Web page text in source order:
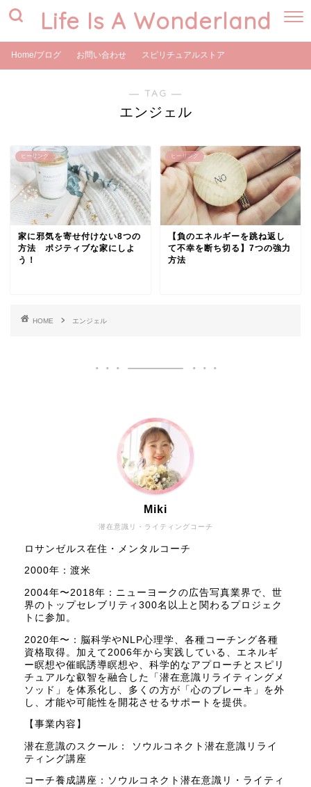
Life Is A Wonderland
Home/ブログ お問い合わせ スピリチュアルストア
― TAG ―
エンジェル
ヒーリング
家に邪気を寄せ付けない8つの
方法 ポジティブな家にしよ
う！
ヒーリング
【負のエネルギーを跳ね返し
て不幸を断ち切る】7つの強力
方法
HOME エンジェル
潜在意識リ・ライティングコーチ
Miki
ロサンゼルス在住・メンタルコーチ
2000年：渡米
2004年〜2018年：ニューヨークの広告写真業界で、世
界のトップセレブリティ300名以上と関わるプロジェク
トに参加。
2020年〜：脳科学やNLP心理学、各種コーチング各種
資格取得。加えて2006年から実践している、エネルギ
ー瞑想や催眠誘導瞑想や、科学的なアプローチとスピリ
チュアルな叡智を融合した「潜在意識リライティングメ
ソッド」を体系化し、多くの方が「心のブレーキ」を外
し、才能や可能性を開花させるサポートを提供。
【事業内容】
潜在意識のスクール： ソウルコネクト潜在意識リライ
ティング講座
コーチ養成講座：ソウルコネクト潜在意識リ・ライティ